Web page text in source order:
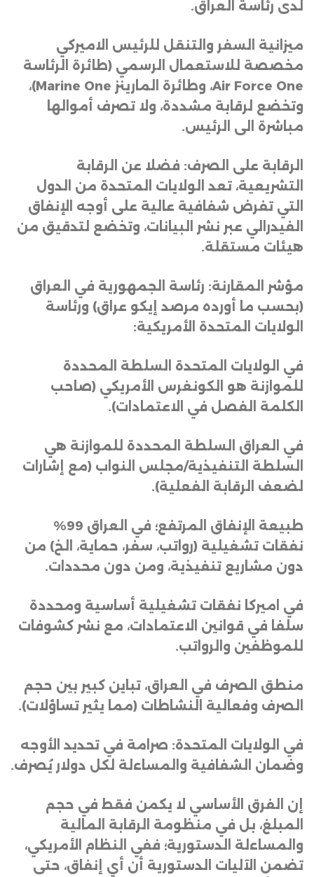
لدى رئاسة العراق.
ميزانية السفر والتنقل للرئيس الاميركي
مخصصة للاستعمال الرسمي (طائرة الرئاسة
Air Force One، وطائرة المارينز
،
وتخضع لرقابة مشددة، ولا تصرف أموالها
مباشرة الى الرئيس.
الرقابة على الصرف: فضلا عن الرقابة
التشريعية، تعد الولايات المتحدة من الدول
التي تفرض شفافية عالية على أوجه الإنفاق
الفيدرالي عبر نشر البيانات، وتخضع لتدقيق من
هيئات مستقلة.
مؤشر المقارنة: رئاسة الجمهورية في العراق
(بحسب ما أورده مرصد إيكو عراق) ورئاسة
الولايات المتحدة الأمريكية:
في الولايات المتحدة السلطة المحددة
للموازنة هو الكونغرس الأمريكي (صاحب
الكلمة الفصل في الاعتمادات).
في العراق السلطة المحددة للموازنة هي
السلطة التنفيذية/مجلس النواب (مع إشارات
لضعف الرقابة الفعلية).
طبيعة الإنفاق المرتفع؛ في العراق 99%
نفقات تشغيلية (رواتب، سفر، حماية، الخ) من
دون مشاريع تنفيذية، ومن دون محددات.
في اميركا نفقات تشغيلية أساسية ومحددة
سلفا في قوانين الاعتمادات، مع نشر كشوفات
للموظفين والرواتب.
منطق الصرف في العراق، تباين كبير بين حجم
الصرف وفعالية النشاطات (مما يثير تساؤلات).
في الولايات المتحدة: صرامة في تحديد الأوجه
وضمان الشفافية والمساءلة لكل دولار يُصرف.
إن الفرق الأساسي لا يكمن فقط في حجم
المبلغ، بل في منظومة الرقابة المالية
والمساءلة الدستورية؛ ففي النظام الأمريكي،
تضمن الآليات الدستورية أن أي إنفاق، حتى